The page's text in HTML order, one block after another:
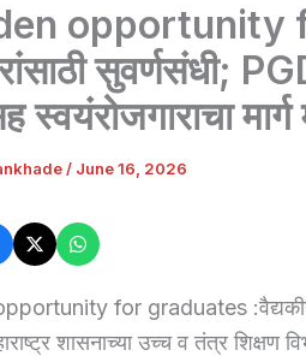
opportunity
सुवर्णसंधी;
स्वयंरोजगाराचा
/ June 16, 2026
for graduates :वैद्यकीय
शासनाच्या उच्च व तंत्र शिक्षण